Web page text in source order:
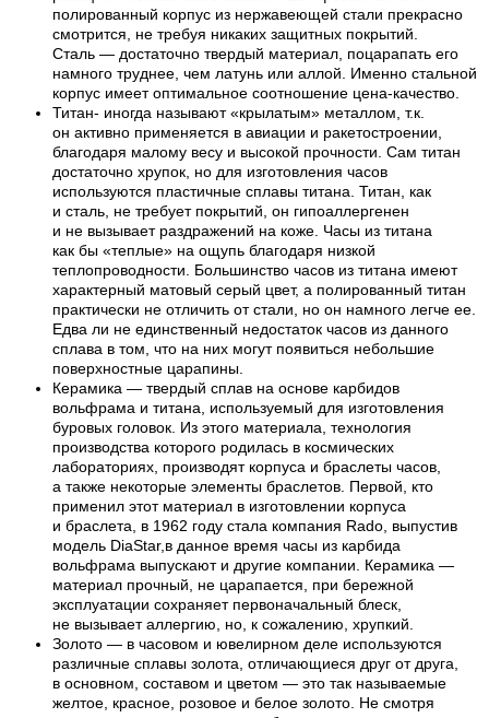
полированный корпус из нержавеющей стали прекрасно
смотрится, не требуя никаких защитных покрытий.
Сталь — достаточно твердый материал, поцарапать его
намного труднее, чем латунь или аллой. Именно стальной
корпус имеет оптимальное соотношение цена-качество.
Титан- иногда называют «крылатым» металлом, т.к.
он активно применяется в авиации и ракетостроении,
благодаря малому весу и высокой прочности. Сам титан
достаточно хрупок, но для изготовления часов
используются пластичные сплавы титана. Титан, как
и сталь, не требует покрытий, он гипоаллергенен
и не вызывает раздражений на коже. Часы из титана
как бы «теплые» на ощупь благодаря низкой
теплопроводности. Большинство часов из титана имеют
характерный матовый серый цвет, а полированный титан
практически не отличить от стали, но он намного легче ее.
Едва ли не единственный недостаток часов из данного
сплава в том, что на них могут появиться небольшие
поверхностные царапины.
Керамика — твердый сплав на основе карбидов
вольфрама и титана, используемый для изготовления
буровых головок. Из этого материала, технология
производства которого родилась в космических
лабораториях, производят корпуса и браслеты часов,
а также некоторые элементы браслетов. Первой, кто
применил этот материал в изготовлении корпуса
и браслета, в 1962 году стала компания Rado, выпустив
модель DiaStar,в данное время часы из карбида
вольфрама выпускают и другие компании. Керамика —
материал прочный, не царапается, при бережной
эксплуатации сохраняет первоначальный блеск,
не вызывает аллергию, но, к сожалению, хрупкий.
Золото — в часовом и ювелирном деле используются
различные сплавы золота, отличающиеся друг от друга,
в основном, составом и цветом — это так называемые
желтое, красное, розовое и белое золото. Не смотря